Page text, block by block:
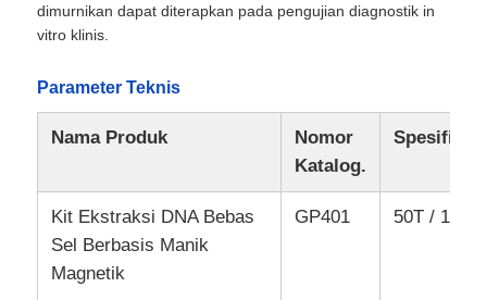
dimurnikan dapat diterapkan pada pengujian diagnostik in
vitro klinis.
Parameter Teknis
Nama Produk
Nomor
Katalog.
Kit Ekstraksi DNA Bebas
Sel Berbasis Manik
Magnetik
GP401 50T / 100T